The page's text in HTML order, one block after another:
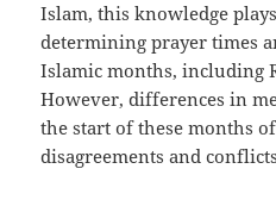
Islam, this knowledge
determining prayer times
Islamic months, including
However, differences in
the start of these months
disagreements and